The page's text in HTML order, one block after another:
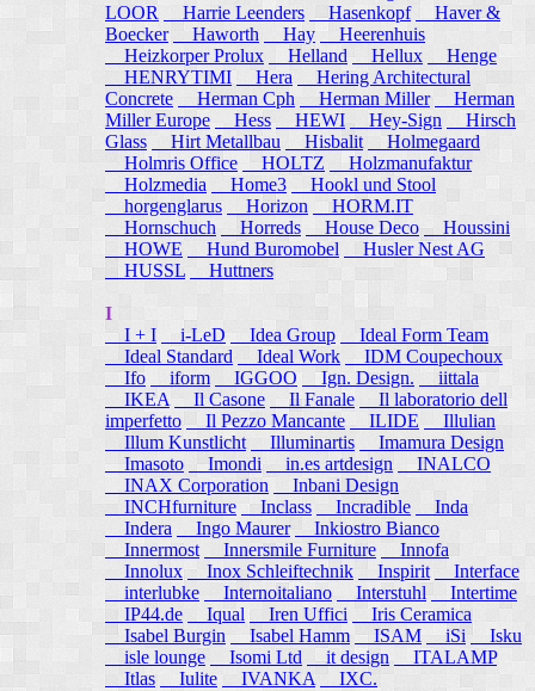
LOOR
Harrie Leenders Hasenkopf
Haver &
Boecker
Haworth Hay
Heerenhuis
Heizkorper Prolux
Helland Hellux
Henge
HENRYTIMI
Hera
Hering Architectural
Concrete
Herman Cph Herman Miller
Herman
Miller Europe
Hess HEWI Hey-Sign
Hirsch
Glass
Hirt Metallbau Hisbalit
Holmegaard
Holmris Office
HOLTZ
Holzmanufaktur
Holzmedia
Home3
Hookl und Stool
horgenglarus
Horizon
HORM.IT
Hornschuch
Horreds House Deco
Houssini
HOWE
Hund Buromobel
Husler Nest AG
HUSSL
Huttners
I
I + I
i-LeD Idea Group
Ideal Form Team
Ideal Standard
Ideal Work
IDM Coupechoux
Ifo
iform IGGOO Ign. Design.
iittala
IKEA
Il Casone Il Fanale
Il laboratorio dell
imperfetto
Il Pezzo Mancante ILIDE
Illulian
Illum Kunstlicht
Illuminartis
Imamura Design
Imasoto
Imondi in.es artdesign
INALCO
INAX Corporation
Inbani Design
INCHfurniture
Inclass Incradible
Inda
Indera
Ingo Maurer
Inkiostro Bianco
Innermost
Innersmile Furniture
Innofa
Innolux
Inox Schleiftechnik Inspirit
Interface
interlubke
Internoitaliano Interstuhl
Intertime
IP44.de
Iqual Iren Uffici
Iris Ceramica
Isabel Burgin
Isabel Hamm ISAM iSi Isku
isle lounge
Isomi Ltd it design
ITALAMP
Itlas
Iulite IVANKA IXC.